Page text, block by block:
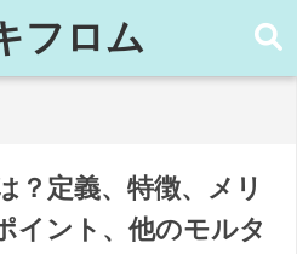
フロム
？定義、特徴、メリ
イント、他のモルタ